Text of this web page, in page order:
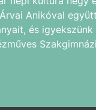
Anikóval
és